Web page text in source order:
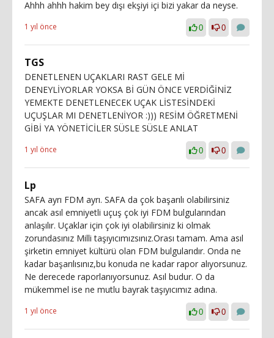
Ahhh ahhh hakim bey dışı ekşiyi içi bizi yakar da neyse.
1 yıl önce 0 0
TGS
DENETLENEN UÇAKLARI RAST GELE Mİ
DENEYLİYORLAR YOKSA Bİ GÜN ÖNCE VERDİĞİNİZ
YEMEKTE DENETLENECEK UÇAK LİSTESİNDEKİ
UÇUŞLAR MI DENETLENİYOR :))) RESİM ÖĞRETMENİ
GİBİ YA YÖNETİCİLER SÜSLE SÜSLE ANLAT
1 yıl önce 0 0
Lp
SAFA ayrı FDM ayrı. SAFA da çok başarılı olabilirsiniz
ancak asıl emniyetli uçuş çok iyi FDM bulgularından
anlaşılır. Uçaklar için çok iyi olabilirsiniz ki olmak
zorundasınız Milli taşıyıcımızsınız.Orası tamam. Ama asıl
şirketin emniyet kültürü olan FDM bulgularıdır. Onda ne
kadar başarılısınız,bu konuda ne kadar rapor alıyorsunuz.
Ne derecede raporlanıyorsunuz. Asıl budur. O da
mükemmel ise ne mutlu bayrak taşıyıcımız adına.
1 yıl önce 0 0